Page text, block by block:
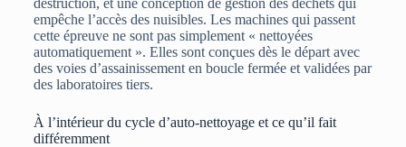
empêche l’accès des nuisibles. Les machines qui passent
cette épreuve ne sont pas simplement « nettoyées
automatiquement ». Elles sont conçues dès le départ avec
des voies d’assainissement en boucle fermée et validées par
des laboratoires tiers.
À l’intérieur du cycle d’auto-nettoyage et ce qu’il fait
différemment